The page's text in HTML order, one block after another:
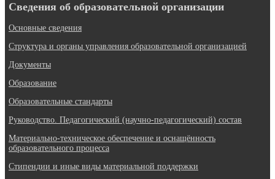
Сведения об образовательной организации
Основные сведения
Структура и органы управления образовательной организацией
Документы
Образование
Образовательные стандарты
Руководство. Педагогический (научно-педагогический) состав
Материально-техническое обеспечение и оснащённость
образовательного процесса
Стипендии и иные виды материальной поддержки